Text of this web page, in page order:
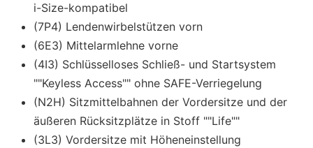
i-Size-kompatibel
(7P4) Lendenwirbelstützen vorn
(6E3) Mittelarmlehne vorne
(4I3) Schlüsselloses Schließ- und Startsystem
""Keyless Access"" ohne SAFE-Verriegelung
(N2H) Sitzmittelbahnen der Vordersitze und der
äußeren Rücksitzplätze in Stoff ""Life""
(3L3) Vordersitze mit Höheneinstellung